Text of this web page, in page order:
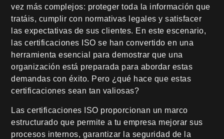
vez más complejos: proteger toda la información que
tratáis, cumplir con normativas legales y satisfacer
las expectativas de sus clientes. En este escenario,
las certificaciones ISO se han convertido en una
herramienta esencial para demostrar que una
organización está preparada para abordar estas
demandas con éxito. Pero ¿qué hace que estas
certificaciones sean tan valiosas?
Las certificaciones ISO proporcionan un marco
estructurado que permite a tu empresa mejorar sus
procesos internos, garantizar la seguridad de la